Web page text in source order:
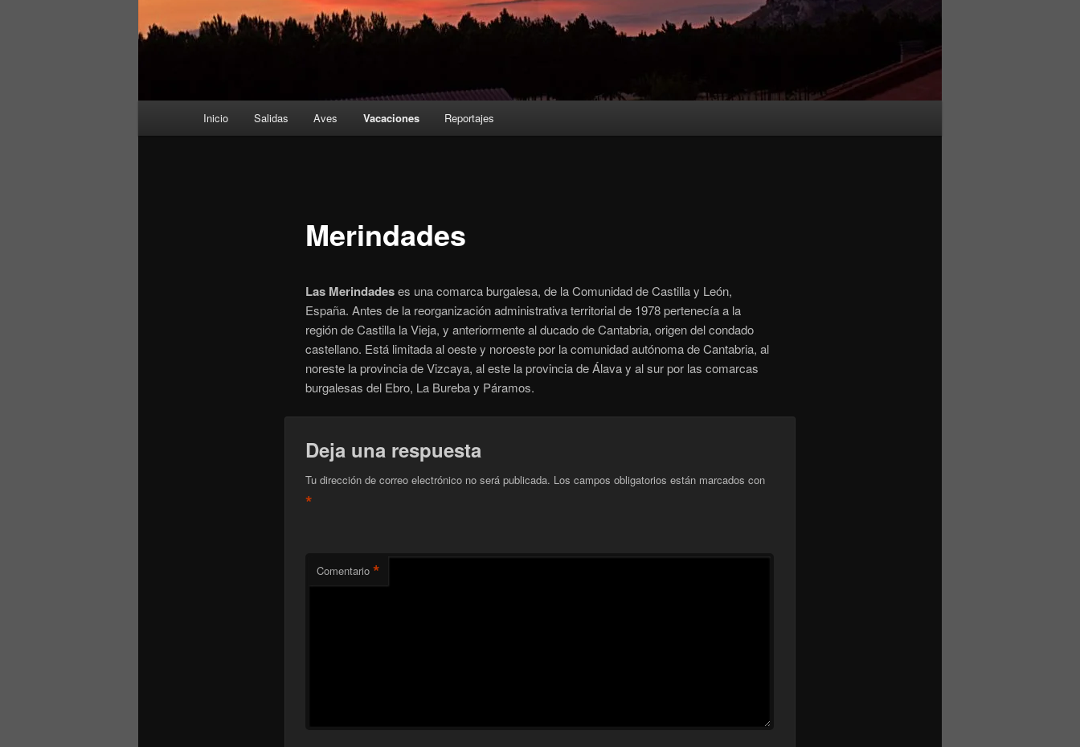
Inicio Salidas Aves Vacaciones Reportajes
Merindades
Las Merindadeses una comarca burgalesa, de la Comunidad de Castilla y León,
España. Antes de la reorganización administrativa territorial de 1978 pertenecía a la
región de Castilla la Vieja, y anteriormente al ducado de Cantabria, origen del condado
castellano. Está limitada al oeste y noroeste por la comunidad autónoma de Cantabria, al
noreste la provincia de Vizcaya, al este la provincia de Álava y al sur por las comarcas
burgalesas del Ebro, La Bureba y Páramos.
Deja una respuesta
Tu dirección de correo electrónico no será publicada. Los campos obligatorios están marcados con
*
Comentario *